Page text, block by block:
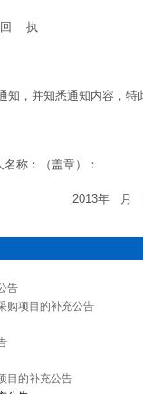
回 执
知，并知悉通知内容，特
名称：（盖章）：
2013年 月
告
购项目的补充公告
目的补充公告